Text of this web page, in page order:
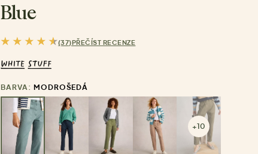
Blue
(37)PŘEČÍST RECENZE
BARVA: MODROŠEDÁ
+10